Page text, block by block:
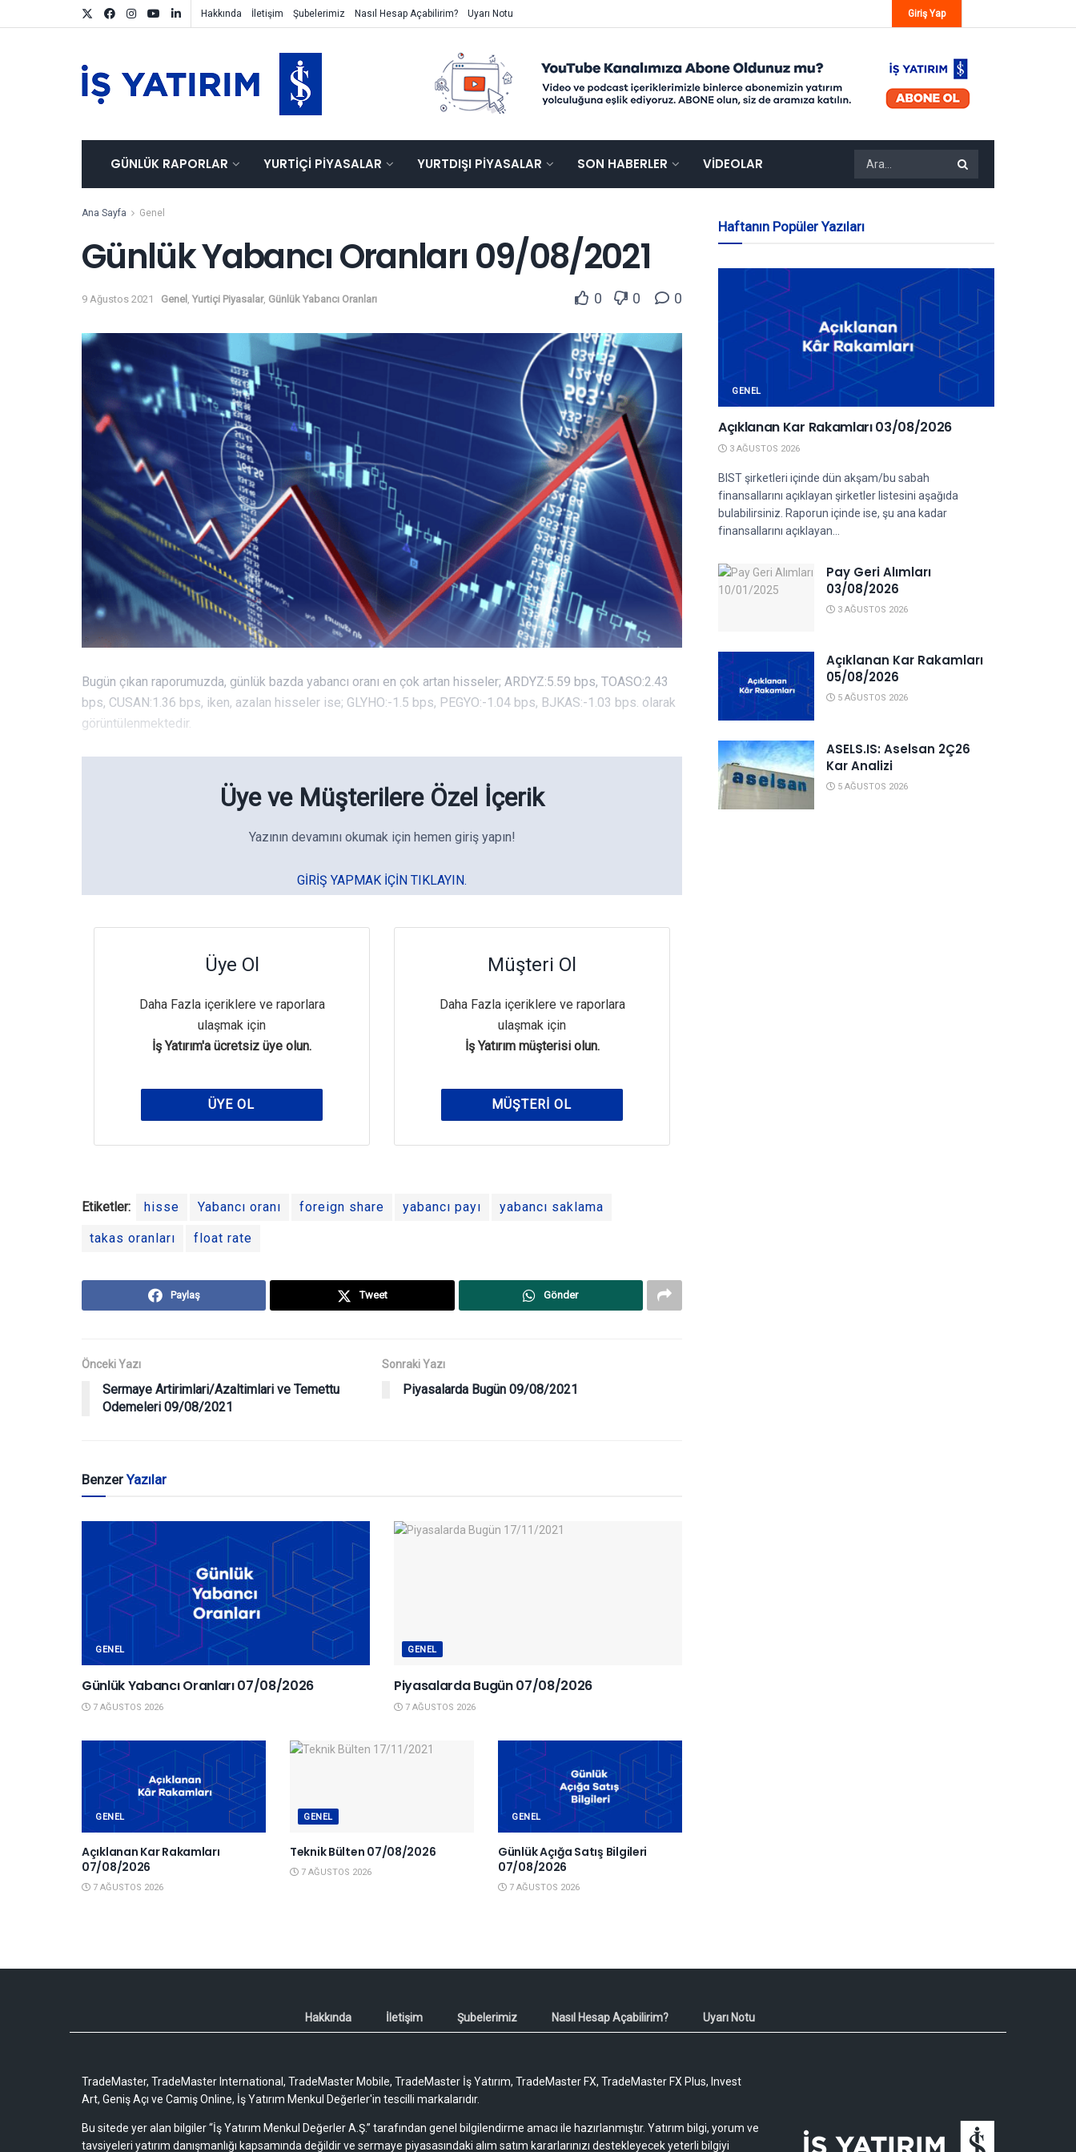
Hakkında İletişim Şubelerimiz Nasıl Hesap Açabilirim? Uyarı Notu Giriş Yap
GÜNLÜK RAPORLAR YURTIÇI PIYASALAR YURTDIŞI PIYASALAR SON HABERLER VIDEOLAR
Ana Sayfa Genel
Günlük Yabancı Oranları 09/08/2021
9 Ağustos 2021 Genel Yurtiçi Piyasalar, Günlük Yabancı Oranları 0 0 0
Bugün çıkan raporumuzda, günlük bazda yabancı oranı en çok artan hisseler; ARDYZ:5.59 bps, TOASO:2.43
bps, CUSAN:1.36 bps, iken, azalan hisseler ise; GLYHO:-1.5 bps, PEGYO:-1.04 bps, BJKAS:-1.03 bps. olarak
görüntülenmektedir.
Üye ve Müşterilere Özel İçerik
Yazının devamını okumak için hemen giriş yapın!
GIRIŞ YAPMAK IÇIN TIKLAYIN.
Üye Ol
Daha Fazla içeriklere ve raporlara
ulaşmak için
İş Yatırım'a ücretsiz üye olun.
ÜYE OL
Müşteri Ol
Daha Fazla içeriklere ve raporlara
ulaşmak için
İş Yatırım müşterisi olun.
MÜŞTERI OL
Etiketler: hisse Yabancı oranı foreign share yabancı payı yabancı saklama
takas oranları float rate
Paylaş Tweet Gönder
Önceki Yazı
Sermaye Artirimlari/Azaltimlari ve Temettu
Odemeleri 09/08/2021
Sonraki Yazı
Piyasalarda Bugün 09/08/2021
BenzerYazılar
GENEL
Günlük Yabancı Oranları 07/08/2026
7 AĞUSTOS 2026
GENEL
Piyasalarda Bugün 07/08/2026
7 AĞUSTOS 2026
GENEL
Açıklanan Kar Rakamları
07/08/2026
7 AĞUSTOS 2026
GENEL
Teknik Bülten 07/08/2026
7 AĞUSTOS 2026
GENEL
Günlük Açığa Satış Bilgileri
07/08/2026
7 AĞUSTOS 2026
Haftanın Popüler Yazıları
GENEL
Açıklanan Kar Rakamları 03/08/2026
3 AĞUSTOS 2026
BIST şirketleri içinde dün akşam/bu sabah
finansallarını açıklayan şirketler listesini aşağıda
bulabilirsiniz. Raporun içinde ise, şu ana kadar
finansallarını açıklayan...
Pay Geri Alımları
03/08/2026
3 AĞUSTOS 2026
Açıklanan Kar Rakamları
05/08/2026
5 AĞUSTOS 2026
ASELS.IS: Aselsan 2Ç26
Kar Analizi
5 AĞUSTOS 2026
Hakkında İletişim Şubelerimiz Nasıl Hesap Açabilirim? Uyarı Notu
TradeMaster, TradeMaster International, TradeMaster Mobile, TradeMaster İş Yatırım, TradeMaster FX, TradeMaster FX Plus, Invest
Art, Geniş Açı ve Camiş Online, İş Yatırım Menkul Değerler'in tescilli markalarıdır.
Bu sitede yer alan bilgiler “İş Yatırım Menkul Değerler A.Ş.” tarafından genel bilgilendirme amacı ile hazırlanmıştır. Yatırım bilgi, yorum ve
tavsiyeleri yatırım danışmanlığı kapsamında değildir ve sermaye piyasasındaki alım satım kararlarınızı destekleyecek yeterli bilgiyi